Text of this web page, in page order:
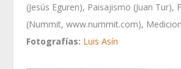
(Jesús Eguren), Paisajismo (Juan Tur),
(Nummit, www.nummit.com),
Fotografías: Luis Asín